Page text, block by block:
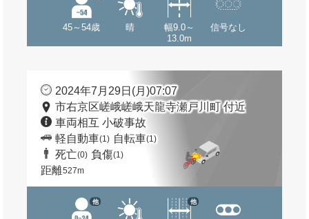
45～54歳 晴
幅9.0～
13.0m
信号なし
2024年7月29日(月)07:07
市右京区嵯峨嵯峨天龍寺瀬戸川町 付近
車両相互 小破事故
軽自動車(1) 自転車(1)
死亡(0) 負傷(1)
距離527m
他 他